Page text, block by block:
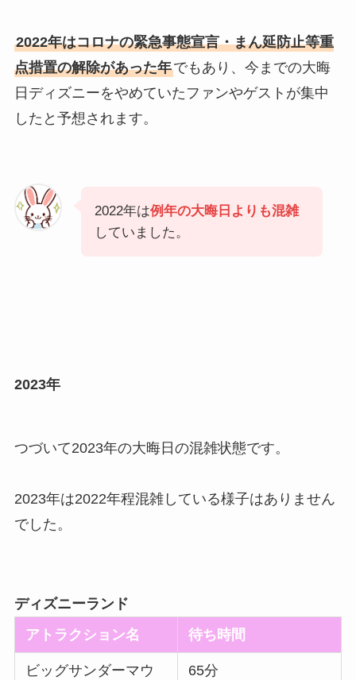
2022年はコロナの緊急事態宣言・まん延防止等重
点措置の解除があった年でもあり、今までの大晦
日ディズニーをやめていたファンやゲストが集中
したと予想されます。
2022年は例年の大晦日よりも混雑
していました。
2023年
つづいて2023年の大晦日の混雑状態です。
2023年は2022年程混雑している様子はありません
でした。
ディズニーランド
アトラクション名
待ち時間
ビッグサンダーマウ
65分